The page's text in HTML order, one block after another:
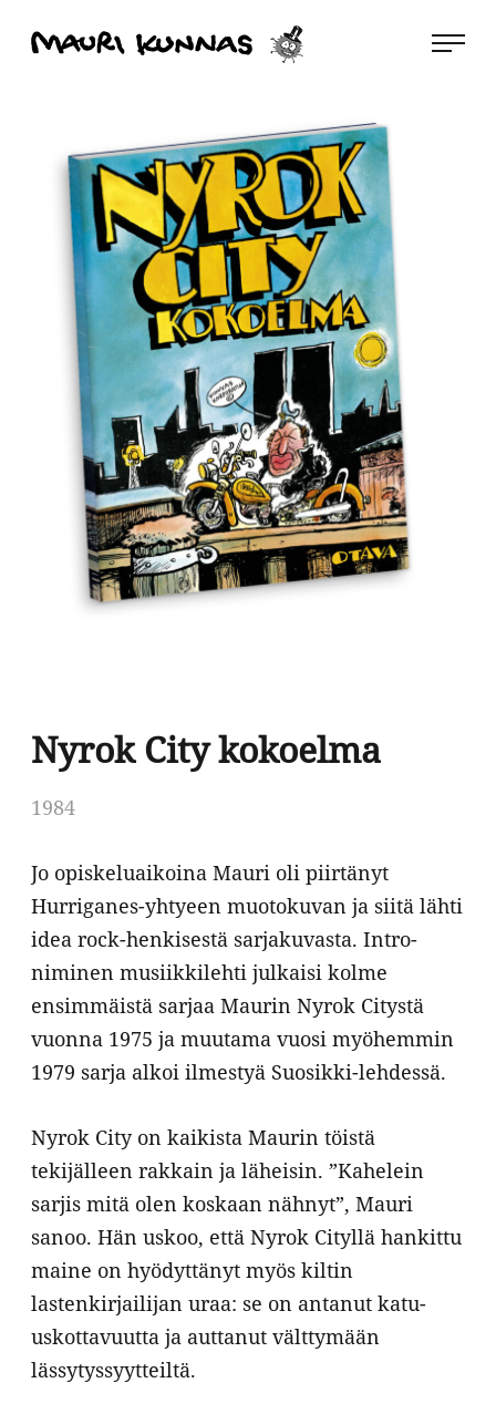
Siirry
Mauri Kunnas
Nyrok City kokoelma
1984
Jo opiskeluaikoina Mauri oli piirtänyt
Hurriganes-yhtyeen muotokuvan ja siitä lähti
idea rock-henkisestä sarjakuvasta. Intro-
niminen musiikkilehti julkaisi kolme
ensimmäistä sarjaa Maurin Nyrok Citystä
vuonna 1975 ja muutama vuosi myöhemmin
1979 sarja alkoi ilmestyä Suosikki-lehdessä.
Nyrok City on kaikista Maurin töistä
tekijälleen rakkain ja läheisin. ”Kahelein
sarjis mitä olen koskaan nähnyt”, Mauri
sanoo. Hän uskoo, että Nyrok Cityllä hankittu
maine on hyödyttänyt myös kiltin
lastenkirjailijan uraa: se on antanut katu-
uskottavuutta ja auttanut välttymään
lässytyssyytteiltä.